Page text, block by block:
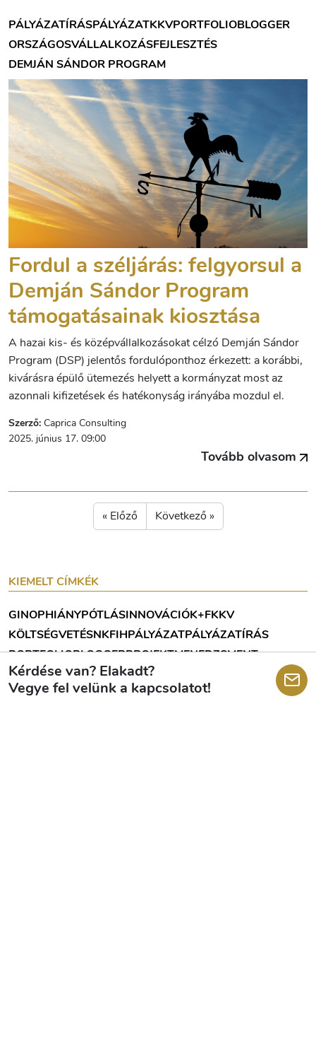
PÁLYÁZATÍRÁSPÁLYÁZATKKVPORTFOLIOBLOGGER
ORSZÁGOSVÁLLALKOZÁSFEJLESZTÉS
DEMJÁN SÁNDOR PROGRAM
Fordul a széljárás: felgyorsul a
Demján Sándor Program
támogatásainak kiosztása
A hazai kis- és középvállalkozásokat célzó Demján Sándor
Program (DSP) jelentős fordulóponthoz érkezett: a korábbi,
kivárásra épülő ütemezés helyett a kormányzat most az
azonnali kifizetések és hatékonyság irányába mozdul el.
Szerző: Caprica Consulting
2025. június 17. 09:00
Tovább olvasom
« Előző Következő »
KIEMELT CÍMKÉK
GINOPHIÁNYPÓTLÁSINNOVÁCIÓK+FKKV
KÖLTSÉGVETÉSNKFIHPÁLYÁZATPÁLYÁZATÍRÁS
PORTFOLIOBLOGGERPROJEKTMENEDZSMENT
Kérdése van? Elakadt?
Vegye fel velünk a kapcsolatot!